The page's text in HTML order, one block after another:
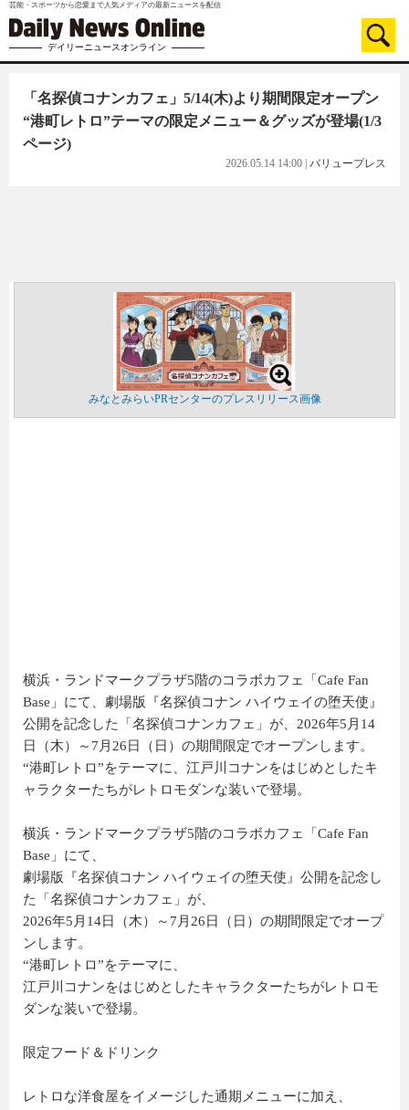
芸能・スポーツから恋愛まで人気メディアの最新ニュースを配信
デイリーニュースオンライン
「名探偵コナンカフェ」5/14(木)より期間限定オープン
“港町レトロ”テーマの限定メニュー＆グッズが登場(1/3
ページ)
2026.05.14 14:00 バリュープレス
みなとみらいPRセンターのプレスリリース画像
横浜・ランドマークプラザ5階のコラボカフェ「Cafe Fan
Base」にて、劇場版『名探偵コナン ハイウェイの堕天使』
公開を記念した「名探偵コナンカフェ」が、2026年5月14
日（木）～7月26日（日）の期間限定でオープンします。
“港町レトロ”をテーマに、江戸川コナンをはじめとしたキ
ャラクターたちがレトロモダンな装いで登場。
横浜・ランドマークプラザ5階のコラボカフェ「Cafe Fan
Base」にて、
劇場版『名探偵コナン ハイウェイの堕天使』公開を記念し
た「名探偵コナンカフェ」が、
2026年5月14日（木）～7月26日（日）の期間限定でオープ
ンします。
“港町レトロ”をテーマに、
江戸川コナンをはじめとしたキャラクターたちがレトロモ
ダンな装いで登場。
限定フード＆ドリンク
レトロな洋食屋をイメージした通期メニューに加え、